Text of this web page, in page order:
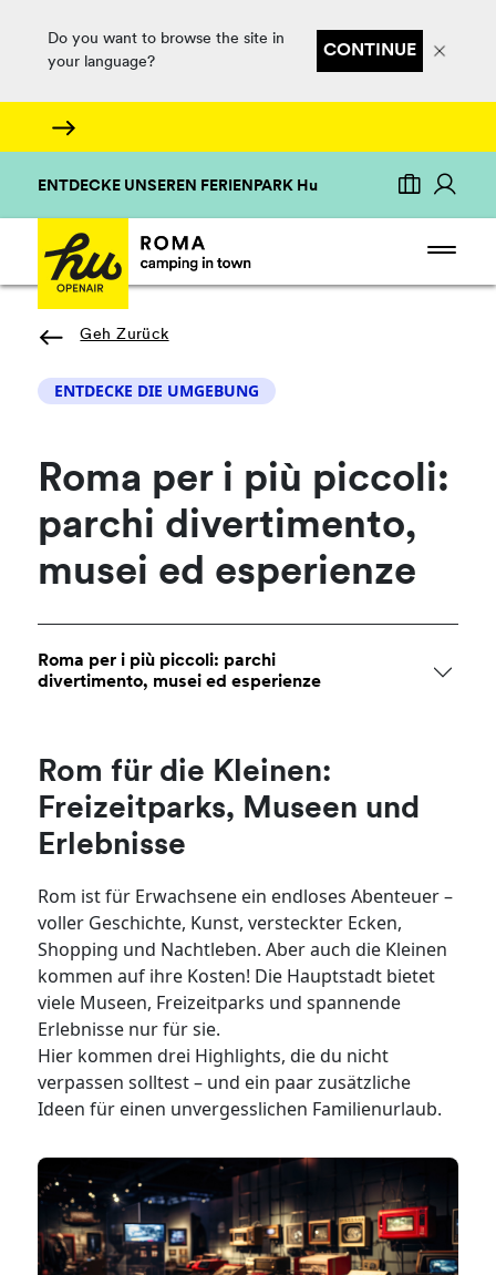
Do you want to browse the site in
your language?
CONTINUE
ENTDECKE UNSEREN FERIENPARK Hu
Geh Zurück
ENTDECKE DIE UMGEBUNG
Roma per i più piccoli:
parchi divertimento,
musei ed esperienze
Roma per i più piccoli: parchi
divertimento, musei ed esperienze
Rom für die Kleinen:
Freizeitparks, Museen und
Erlebnisse
Rom ist für Erwachsene ein endloses Abenteuer –
voller Geschichte, Kunst, versteckter Ecken,
Shopping und Nachtleben. Aber auch die Kleinen
kommen auf ihre Kosten! Die Hauptstadt bietet
viele Museen, Freizeitparks und spannende
Erlebnisse nur für sie.
Hier kommen drei Highlights, die du nicht
verpassen solltest – und ein paar zusätzliche
Ideen für einen unvergesslichen Familienurlaub.